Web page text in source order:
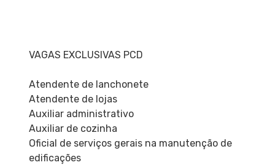
VAGAS EXCLUSIVAS PCD
Atendente de lanchonete
Atendente de lojas
Auxiliar administrativo
Auxiliar de cozinha
Oficial de serviços gerais na manutenção de
edificações